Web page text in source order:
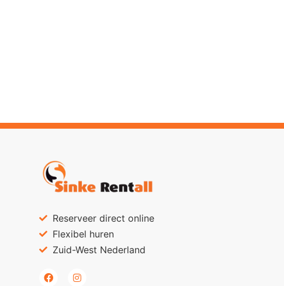
Reserveer direct online
Flexibel huren
Zuid-West Nederland